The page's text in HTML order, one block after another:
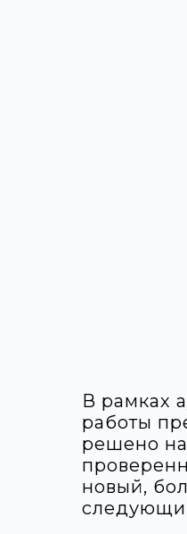
В рамках
работы
решено
новый,